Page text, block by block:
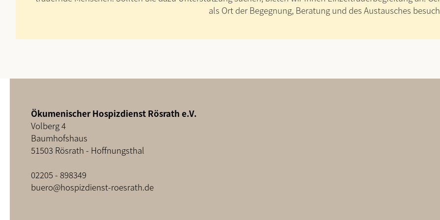
als Ort der Begegnung, Beratung und des Austausches
Ökumenischer Hospizdienst Rösrath e.V.
Volberg 4
Baumhofshaus
51503 Rösrath - Hoffnungsthal
02205 - 898349
buero@hospizdienst-roesrath.de